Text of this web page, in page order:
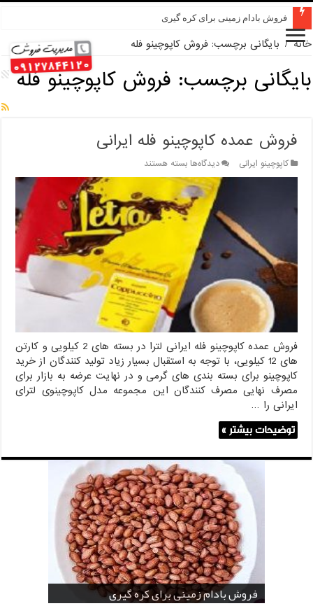
فروش بادام زمینی برای کره گیری
خانه / بایگانی برچسب: فروش کاپوچینو فله
بایگانی برچسب: فروش کاپوچینو فله
فروش عمده کاپوچینو فله ایرانی
کاپوچینو ایرانی دیدگاه‌هابرای
فروش
عمده
کاپوچینو
فله
ایرانی
بسته هستند
فروش عمده کاپوچینو فله ایرانی لترا در بسته های 2 کیلویی و کارتن
های 12 کیلویی، با توجه به استقبال بسیار زیاد تولید کنندگان از خرید
کاپوچینو برای بسته بندی های گرمی و در نهایت عرضه به بازار برای
مصرف نهایی مصرف کنندگان این مجموعه مدل کاپوچینوی لترای
ایرانی را …
توضیحات بیشتر »
قیمت خرید دانه خام کاکائو
فروش بادام زمینی برای کره گیری
خرید عمده کنجد در تهران
خرید عمده کنجد سیاه و سفید
خرید بادام زمینی فله
خرید عمده کنجد سیاه
خرید عمده کنجد سفید
قیمت خرید کافی میت در کرمان
فروش انواع کنجد در یزد ( Sesame )